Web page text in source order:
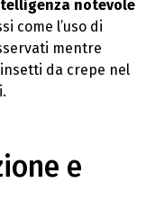
notevole
come l’uso di
mentre
da crepe nel
e